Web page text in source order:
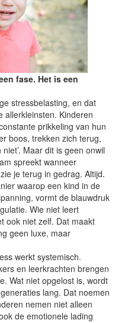
fase. Het is een
stressbelasting, en dat
allerkleinsten. Kinderen
prikkeling van hun
boos, trekken zich terug,
Maar dit is geen onwil
spreekt wanneer
je terug in gedrag. Altijd.
waarop een kind in de
vormt de blauwdruk
Wie niet leert
ook niet zelf. Dat maakt
geen luxe, maar
werkt systemisch.
en leerkrachten brengen
Wat niet opgelost is, wordt
lang. Dat noemen
nemen niet alleen
de emotionele lading